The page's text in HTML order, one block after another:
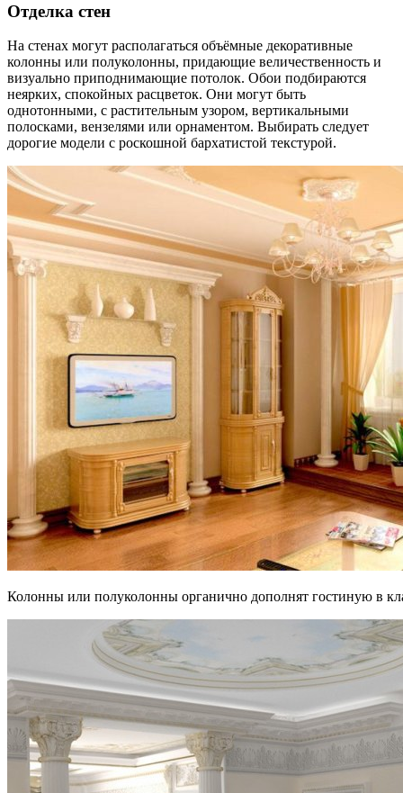
Отделка стен
На стенах могут располагаться объёмные декоративные
колонны или полуколонны, придающие величественность и
визуально приподнимающие потолок. Обои подбираются
неярких, спокойных расцветок. Они могут быть
однотонными, с растительным узором, вертикальными
полосками, вензелями или орнаментом. Выбирать следует
дорогие модели с роскошной бархатистой текстурой.
Колонны или полуколонны органично дополнят гостиную в